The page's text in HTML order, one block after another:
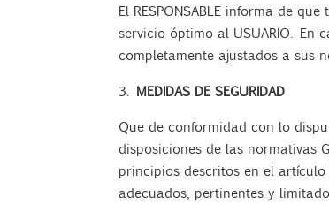
El RESPONSABLE informa de
servicio óptimo al USUARIO. En
completamente ajustados a sus
MEDIDAS DE SEGURIDAD
Que de conformidad con lo
disposiciones de las normativas
principios descritos en el
adecuados, pertinentes y